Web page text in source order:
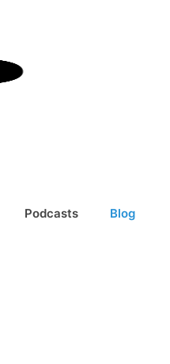
Podcasts Blog